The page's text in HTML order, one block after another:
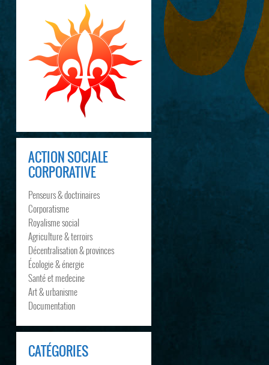
ACTION SOCIALE
CORPORATIVE
Penseurs & doctrinaires
Corporatisme
Royalisme social
Agriculture & terroirs
Décentralisation & provinces
Écologie & énergie
Santé et medecine
Art & urbanisme
Documentation
CATÉGORIES